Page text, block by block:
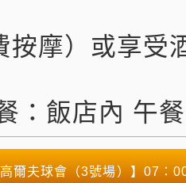
按摩）或享受
：飯店內 午
高爾夫球會（3號場）】07：